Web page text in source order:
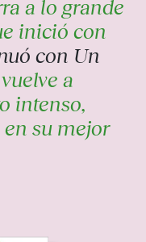
a lo grande
inició con
con Un
a
intenso,
su mejor